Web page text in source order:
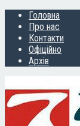
Головна
Про нас
Контакти
Офіційно
Архів